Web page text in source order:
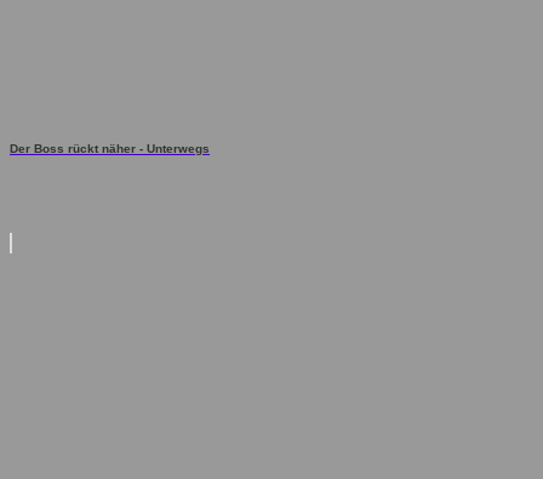
Der Boss rückt näher - Unterwegs